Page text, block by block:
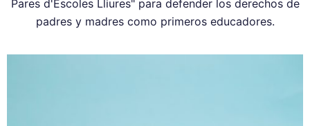
Pares d'Escoles Lliures" para defender los derechos de
padres y madres como primeros educadores.